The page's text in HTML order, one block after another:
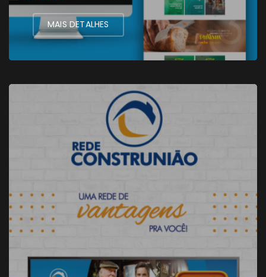
MAIS DETALHES